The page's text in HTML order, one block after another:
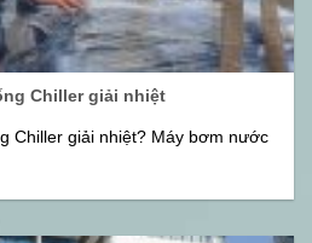
Chiller giải nhiệt
Chiller giải nhiệt? Máy bơm nước